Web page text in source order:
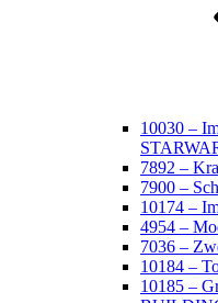
10030 –
7892 –
7900 –
10174 –
4954 –
7036 –
10184 –
10185 –